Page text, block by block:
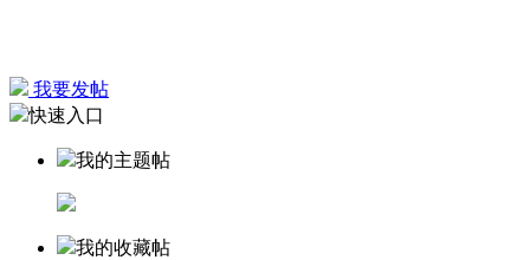
我要发帖
快速入口
我的主题帖
我的收藏帖